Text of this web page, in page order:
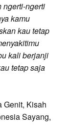
ngerti-ngerti
kamu
kau tetap
kali berjanji
tetap saja
Genit, Kisah
Sayang,